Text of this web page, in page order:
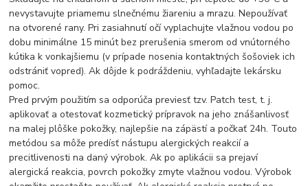
nevystavujte priamemu slnečnému žiareniu a mrazu. Nepoužívať
na otvorené rany. Pri zasiahnutí očí vyplachujte vlažnou vodou po
dobu minimálne 15 minút bez prerušenia smerom od vnútorného
kútika k vonkajšiemu (v prípade nosenia kontaktných šošoviek ich
odstrániť vopred). Ak dôjde k podráždeniu, vyhľadajte lekársku
pomoc.
Pred prvým použitím sa odporúča previesť tzv. Patch test, t. j.
aplikovať a otestovať kozmetický prípravok na jeho znášanlivosť
na malej plôške pokožky, najlepšie na zápästí a počkať 24h. Touto
metódou sa môže predísť nástupu alergických reakcií a
precitlivenosti na daný výrobok. Ak po aplikácii sa prejaví
alergická reakcia, povrch pokožky zmyte vlažnou vodou. Výrobok